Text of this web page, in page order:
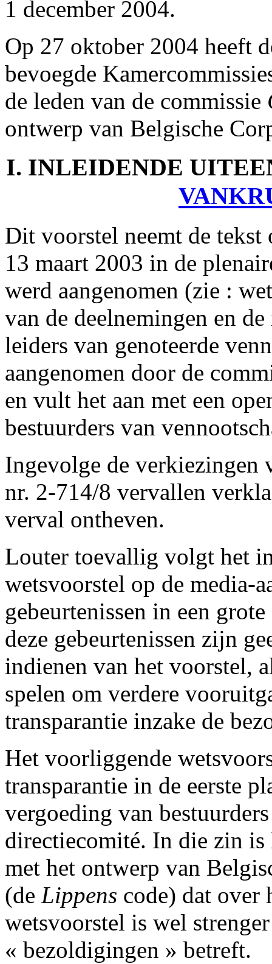
1 december 2004.
Op 27 oktober 2004 heeft
bevoegde
de leden van de commissie
ontwerp van Belgische
I. INLEIDENDE
Dit voorstel neemt de tekst
13 maart 2003 in de
werd aangenomen (zie :
van de deelnemingen en
leiders van genoteerde
aangenomen door de
en vult het aan met een
bestuurders van
Ingevolge de verkiezingen
nr. 2-714/8 vervallen
verval ontheven.
Louter toevallig volgt het
wetsvoorstel op de media-
gebeurtenissen in een
deze gebeurtenissen zijn
indienen van het voorstel,
spelen om verdere
transparantie inzake de
Het voorliggende
transparantie in de eerste
vergoeding van
directiecomité. In die zin
met het ontwerp van
(de Lippens code) dat over
wetsvoorstel is wel
« bezoldigingen » betreft.